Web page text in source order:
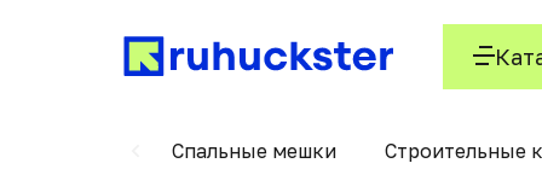
Спальные мешки Строительные